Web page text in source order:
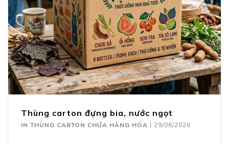
Thùng carton đựng bia, nước ngọt
IN THÙNG CARTON CHỨA HÀNG HÓA | 29/06/2026